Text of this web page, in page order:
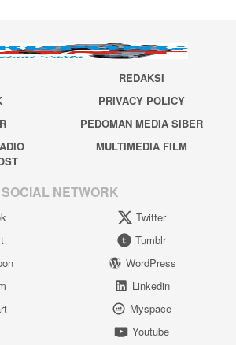
REDAKSI
PRIVACY POLICY
PEDOMAN MEDIA SIBER
MULTIMEDIA FILM
SOCIAL NETWORK
Twitter
Tumblr
WordPress
Linkedin
Myspace
Youtube